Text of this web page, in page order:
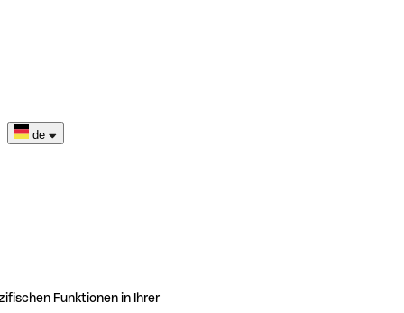
de
Funktionen in Ihrer